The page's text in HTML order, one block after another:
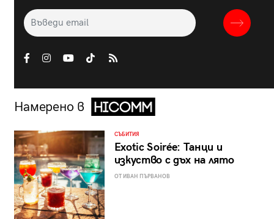
Намерено в
СЪБИТИЯ
Exotic Soirée: Танци и
изкуство с дъх на лято
ОТ ИВАН ПЪРВАНОВ